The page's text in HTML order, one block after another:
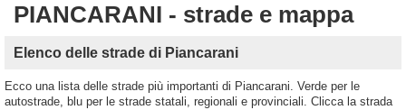
PIANCARANI - strade e mappa
Elenco delle strade di Piancarani
Ecco una lista delle strade più importanti di Piancarani. Verde per le
autostrade, blu per le strade statali, regionali e provinciali. Clicca la strada